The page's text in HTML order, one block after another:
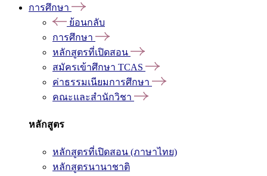
การศึกษา
ย้อนกลับ
การศึกษา
หลักสูตรที่เปิดสอน
สมัครเข้าศึกษา TCAS
ค่าธรรมเนียมการศึกษา
คณะและสำนักวิชา
หลักสูตร
หลักสูตรที่เปิดสอน (ภาษาไทย)
หลักสูตรนานาชาติ